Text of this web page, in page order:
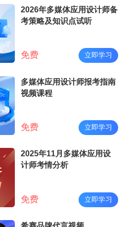
2026年多媒体应用设计师备
考策略及知识点试听
免费 立即学习
多媒体应用设计师报考指南
视频课程
免费 立即学习
2025年11月多媒体应用设
计师考情分析
免费 立即学习